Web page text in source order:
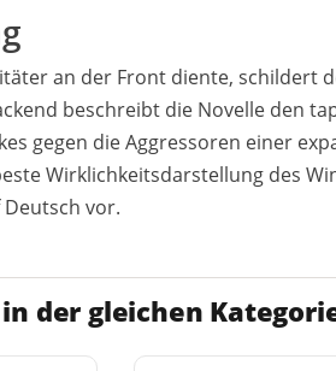
an der Front diente, schildert
beschreibt die Novelle den
gegen die Aggressoren einer
Wirklichkeitsdarstellung des
vor.
der gleichen